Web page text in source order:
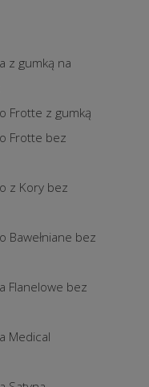
z gumką na
Frotte z gumką
Frotte bez
z Kory bez
Bawełniane bez
Flanelowe bez
Medical